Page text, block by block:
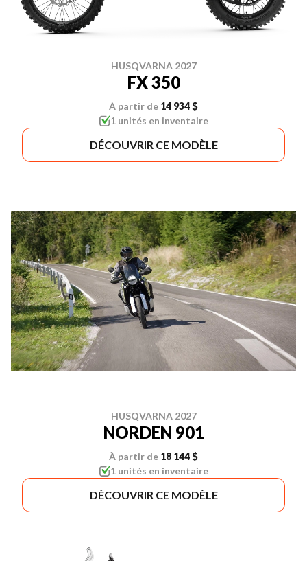
HUSQVARNA 2027
FX 350
À partir de 14 934 $
1 unités en inventaire
DÉCOUVRIR CE MODÈLE
HUSQVARNA 2027
NORDEN 901
À partir de 18 144 $
1 unités en inventaire
DÉCOUVRIR CE MODÈLE